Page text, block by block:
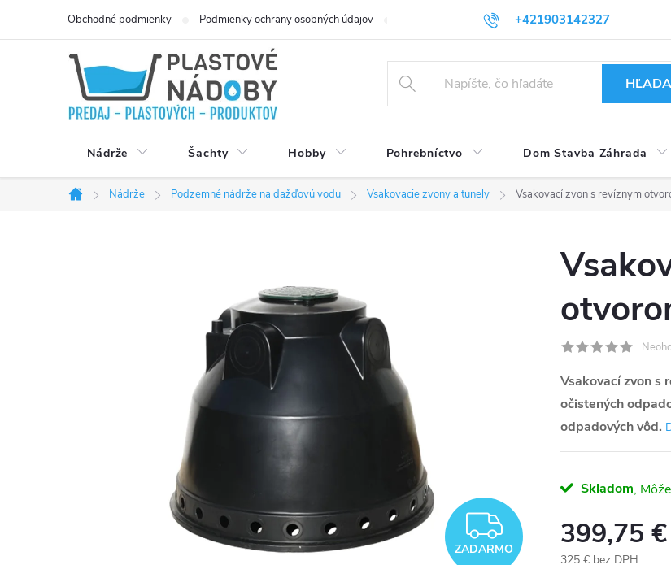
+421903142327
eshop@plastovenadoby.sk
Obchodné podmienky Podmienky ochrany osobných údajov
Nádrže Šachty Hobby Pohrebníctvo Dom Stavba Záhrada
Domov
Nádrže Podzemné nádrže na dažďovú vodu Vsakovacie zvony a tunely Vsakovací zvon s revíznym
ZADARMO
ZADARMO
Vsakovací zvon s
očistených
odpadových vôd.
Skladom
399,75 €
325 € bez DPH